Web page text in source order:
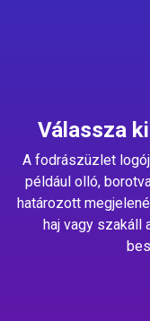
Válassza
A fodrászüzlet
például olló,
határozott
haj vagy szakáll